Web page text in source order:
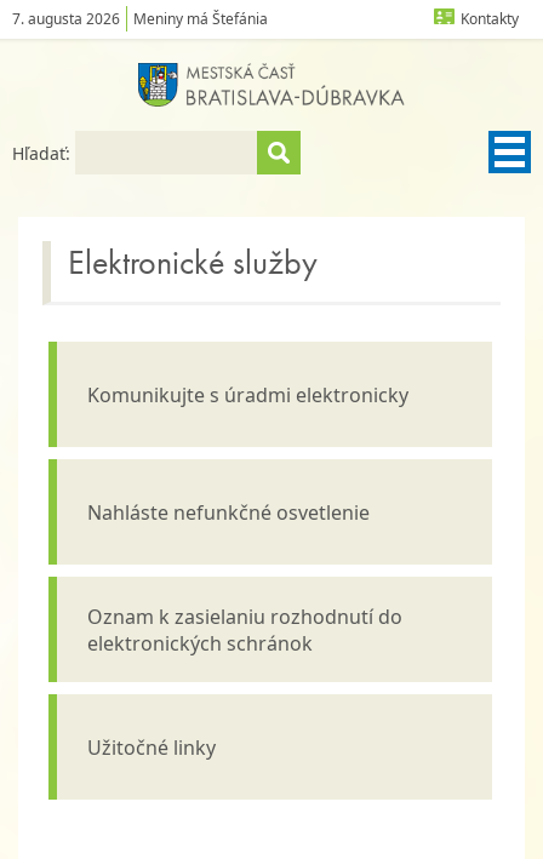
7. augusta 2026 Meniny má Štefánia Kontakty
Hľadať:
Elektronické služby
Komunikujte s úradmi elektronicky
Nahláste nefunkčné osvetlenie
Oznam k zasielaniu rozhodnutí do
elektronických schránok
Užitočné linky